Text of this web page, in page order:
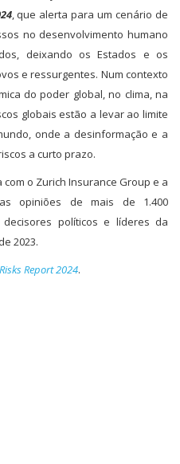
, que alerta para um cenário de
no desenvolvimento humano
deixando os Estados e os
e ressurgentes. Num contexto
do poder global, no clima, na
globais estão a levar ao limite
onde a desinformação e a
a curto prazo.
o Zurich Insurance Group e a
opiniões de mais de 1.400
políticos e líderes da
2023.
Report 2024.